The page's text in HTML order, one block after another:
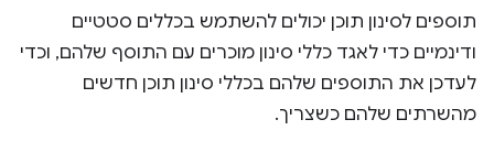
תוספים לסינון תוכן יכולים להשתמש בכללים סטטיים
ודינמיים כדי לאגד כללי סינון מוכרים עם התוסף שלהם, וכדי
לעדכן את התוספים שלהם בכללי סינון תוכן חדשים
מהשרתים שלהם כשצריך.